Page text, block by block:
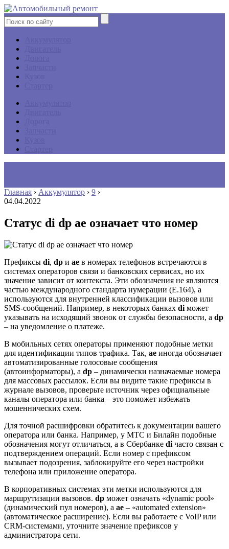
Главная › Аккумулятор › 9 ›
04.04.2022
Статус di dp ae означает что номер
Префиксы di, dp и ae в номерах телефонов встречаются в
системах операторов связи и банковских сервисах, но их
значение зависит от контекста. Эти обозначения не являются
частью международного стандарта нумерации (E.164), а
используются для внутренней классификации вызовов или
SMS-сообщений. Например, в некоторых банках di может
указывать на исходящий звонок от службы безопасности, а dp
– на уведомление о платеже.
В мобильных сетях операторы применяют подобные метки
для идентификации типов трафика. Так, ae иногда обозначает
автоматизированные голосовые сообщения
(автоинформаторы), а dp – динамически назначаемые номера
для массовых рассылок. Если вы видите такие префиксы в
журнале вызовов, проверьте источник через официальные
каналы оператора или банка – это поможет избежать
мошеннических схем.
Для точной расшифровки обратитесь к документации вашего
оператора или банка. Например, у МТС и Билайн подобные
обозначения могут отличаться, а в Сбербанке di часто связан с
подтверждением операций. Если номер с префиксом
вызывает подозрения, заблокируйте его через настройки
телефона или приложение оператора.
В корпоративных системах эти метки используются для
маршрутизации вызовов. dp может означать «dynamic pool»
(динамический пул номеров), а ae – «automated extension»
(автоматическое расширение). Если вы работаете с VoIP или
CRM-системами, уточните значение префиксов у
администратора сети.